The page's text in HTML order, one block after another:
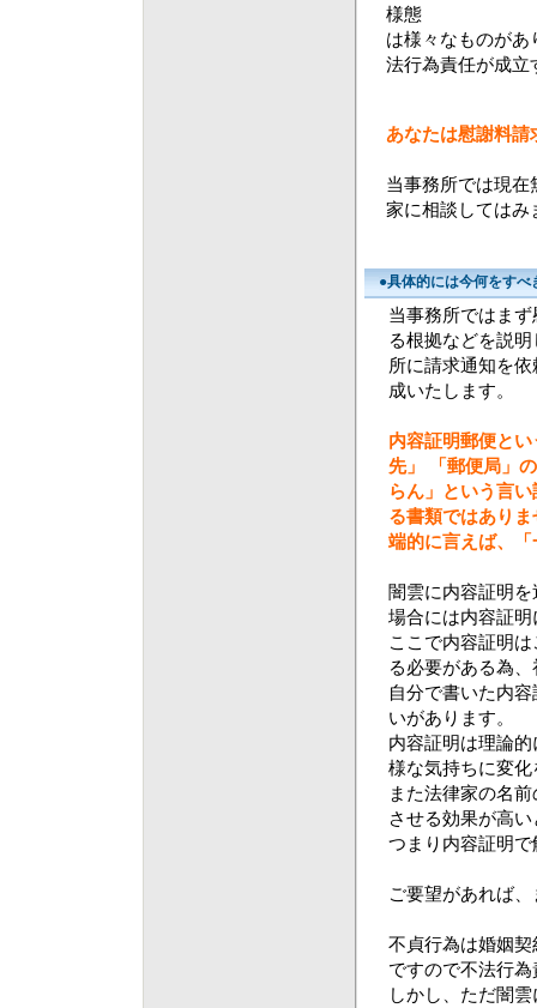
様態
は様々なものが
法行為責任が成立
あなたは慰謝料
当事務所では現
家に相談してはみ
●具体的には今何をすべ
当事務所ではま
る根拠などを説
所に請求通知を
成いたします。
内容証明郵便と
先」 「郵便局」
らん」という言
る書類ではありま
端的に言えば、
闇雲に内容証明
場合には内容証
ここで内容証明
る必要がある為
自分で書いた内
いがあります。
内容証明は理論
様な気持ちに変
また法律家の名
させる効果が高
つまり内容証明
ご要望があれば
不貞行為は婚姻
ですので不法行
しかし、ただ闇